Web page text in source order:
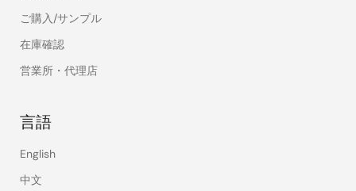
ご購入/サンプル
在庫確認
営業所・代理店
言語
English
中文